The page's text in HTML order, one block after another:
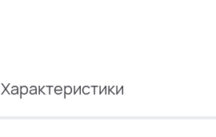
Характеристики